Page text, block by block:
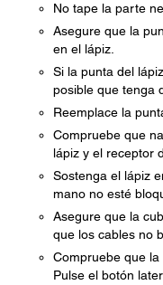
No tape la parte
Asegure que la
en el lápiz.
Si la punta del
posible que tenga
Reemplace la
Compruebe que
lápiz y el receptor
Sostenga el lápiz
mano no esté
Asegure que la
que los cables no
Compruebe que la
Pulse el botón